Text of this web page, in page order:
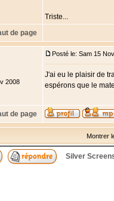
Triste...
de page
2008
Posté le: Sam 15
J'ai eu le plaisir de
espérons que le
de page
Montrer
Silver